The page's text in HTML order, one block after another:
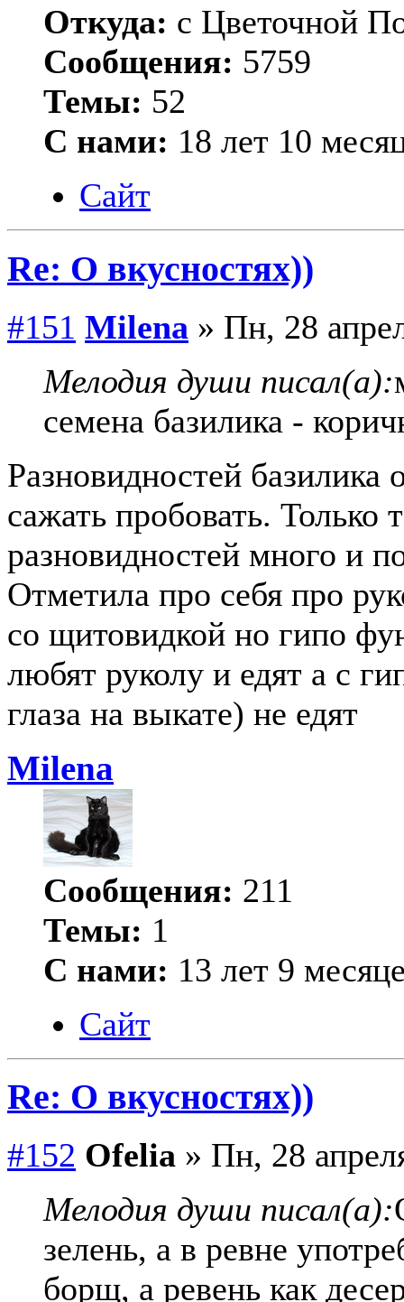
Откуда: с Цветочной
Сообщения: 5759
Темы: 52
С нами: 18 лет 10
Сайт
Re: О вкусностях))
#151 Milena » Пн, 28
Мелодия души писал(а):
семена базилика -
Разновидностей базилика
сажать пробовать.
разновидностей много и
Отметила про себя про
со щитовидкой но гипо
любят руколу и едят а с
глаза на выкате) не едят
Milena
Сообщения: 211
Темы: 1
С нами: 13 лет 9
Сайт
Re: О вкусностях))
#152 Ofelia » Пн, 28
Мелодия души писал(а):
зелень, а в ревне
борщ, а ревень как